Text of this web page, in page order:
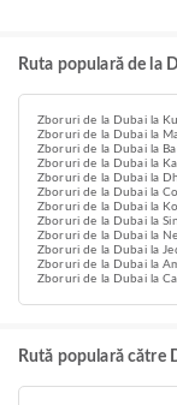
Ruta populară de la
Zboruri de la Dubai la
Zboruri de la Dubai la
Zboruri de la Dubai la
Zboruri de la Dubai la
Zboruri de la Dubai la
Zboruri de la Dubai la
Zboruri de la Dubai la
Zboruri de la Dubai la
Zboruri de la Dubai la
Zboruri de la Dubai la
Zboruri de la Dubai la
Zboruri de la Dubai la
Rută populară către